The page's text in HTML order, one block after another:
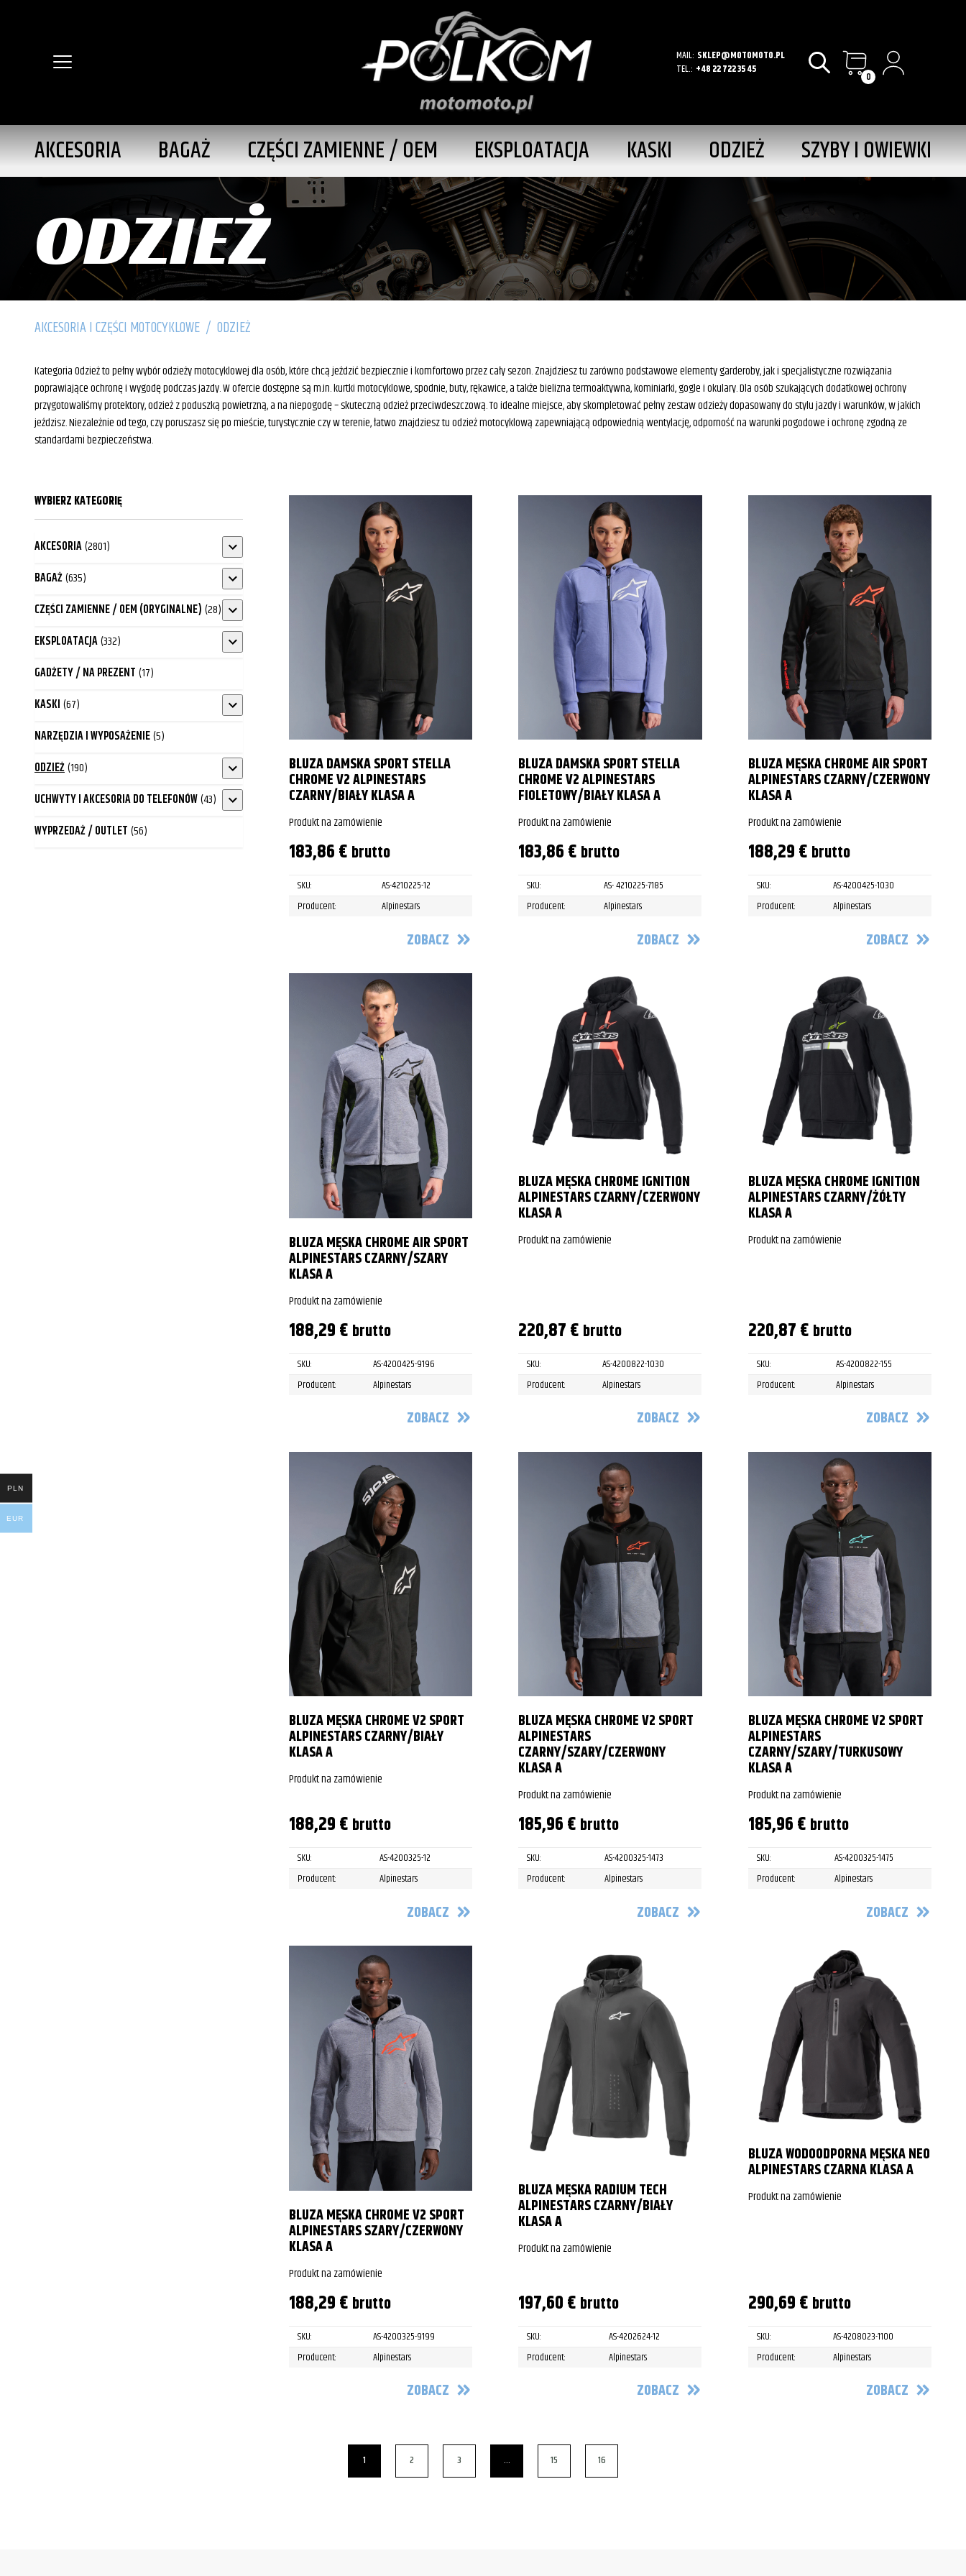
MAIL: SKLEP@MOTOMOTO.PL
TEL.: +48 22 722 35 45 0
AKCESORIA BAGAŻ CZĘŚCI ZAMIENNE / OEM EKSPLOATACJA KASKI ODZIEŻ SZYBY I OWIEWKI
ODZIEŻ
AKCESORIA I CZĘŚCI MOTOCYKLOWE / ODZIEŻ
Kategoria Odzież to pełny wybór odzieży motocyklowej dla osób, które chcą jeździć bezpiecznie i komfortowo przez cały sezon. Znajdziesz tu zarówno podstawowe elementy garderoby, jak i specjalistyczne rozwiązania
poprawiające ochronę i wygodę podczas jazdy. W ofercie dostępne są m.in. kurtki motocyklowe, spodnie, buty, rękawice, a także bielizna termoaktywna, kominiarki, gogle i okulary. Dla osób szukających dodatkowej ochrony
przygotowaliśmy protektory, odzież z poduszką powietrzną, a na niepogodę – skuteczną odzież przeciwdeszczową. To idealne miejsce, aby skompletować pełny zestaw odzieży dopasowany do stylu jazdy i warunków, w jakich
jeździsz. Niezależnie od tego, czy poruszasz się po mieście, turystycznie czy w terenie, łatwo znajdziesz tu odzież motocyklową zapewniającą odpowiednią wentylację, odporność na warunki pogodowe i ochronę zgodną ze
standardami bezpieczeństwa.
WYBIERZ KATEGORIĘ
AKCESORIA(2801)
BAGAŻ(635)
CZĘŚCI ZAMIENNE / OEM (ORYGINALNE) (28)
EKSPLOATACJA(332)
GADŻETY / NA PREZENT (17)
KASKI (67)
NARZĘDZIA I WYPOSAŻENIE(5)
ODZIEŻ(190)
UCHWYTY I AKCESORIA DO TELEFONÓW(43)
WYPRZEDAŻ / OUTLET (56)
BLUZA DAMSKA SPORT STELLA
CHROME V2 ALPINESTARS
CZARNY/BIAŁY KLASA A
Produkt na zamówienie
183,86€ brutto
SKU:
AS-4210225-12
Producent:
Alpinestars
ZOBACZ
BLUZA DAMSKA SPORT STELLA
CHROME V2 ALPINESTARS
FIOLETOWY/BIAŁY KLASA A
Produkt na zamówienie
183,86€ brutto
SKU:
AS- 4210225-7185
Producent:
Alpinestars
ZOBACZ
BLUZA MĘSKA CHROME AIR SPORT
ALPINESTARS CZARNY/CZERWONY
KLASA A
Produkt na zamówienie
188,29€ brutto
SKU:
AS-4200425-1030
Producent:
Alpinestars
ZOBACZ
BLUZA MĘSKA CHROME AIR SPORT
ALPINESTARS CZARNY/SZARY
KLASA A
Produkt na zamówienie
188,29€ brutto
SKU:
AS-4200425-9196
Producent:
Alpinestars
ZOBACZ
BLUZA MĘSKA CHROME IGNITION
ALPINESTARS CZARNY/CZERWONY
KLASA A
Produkt na zamówienie
220,87€ brutto
SKU:
AS-4200822-1030
Producent:
Alpinestars
ZOBACZ
BLUZA MĘSKA CHROME IGNITION
ALPINESTARS CZARNY/ŻÓŁTY
KLASA A
Produkt na zamówienie
220,87€ brutto
SKU:
AS-4200822-155
Producent:
Alpinestars
ZOBACZ
BLUZA MĘSKA CHROME V2 SPORT
ALPINESTARS CZARNY/BIAŁY
KLASA A
Produkt na zamówienie
188,29€ brutto
SKU:
AS-4200325-12
Producent:
Alpinestars
ZOBACZ
BLUZA MĘSKA CHROME V2 SPORT
ALPINESTARS
CZARNY/SZARY/CZERWONY
KLASA A
Produkt na zamówienie
185,96€ brutto
SKU:
AS-4200325-1473
Producent:
Alpinestars
ZOBACZ
BLUZA MĘSKA CHROME V2 SPORT
ALPINESTARS
CZARNY/SZARY/TURKUSOWY
KLASA A
Produkt na zamówienie
185,96€ brutto
SKU:
AS-4200325-1475
Producent:
Alpinestars
ZOBACZ
BLUZA MĘSKA CHROME V2 SPORT
ALPINESTARS SZARY/CZERWONY
KLASA A
Produkt na zamówienie
188,29€ brutto
SKU:
AS-4200325-9199
Producent:
Alpinestars
ZOBACZ
BLUZA MĘSKA RADIUM TECH
ALPINESTARS CZARNY/BIAŁY
KLASA A
Produkt na zamówienie
197,60€ brutto
SKU:
AS-4202624-12
Producent:
Alpinestars
ZOBACZ
BLUZA WODOODPORNA MĘSKA NEO
ALPINESTARS CZARNA KLASA A
Produkt na zamówienie
290,69€ brutto
SKU:
AS-4208023-1100
Producent:
Alpinestars
ZOBACZ
1 2 3 … 15 16
PLN
EUR